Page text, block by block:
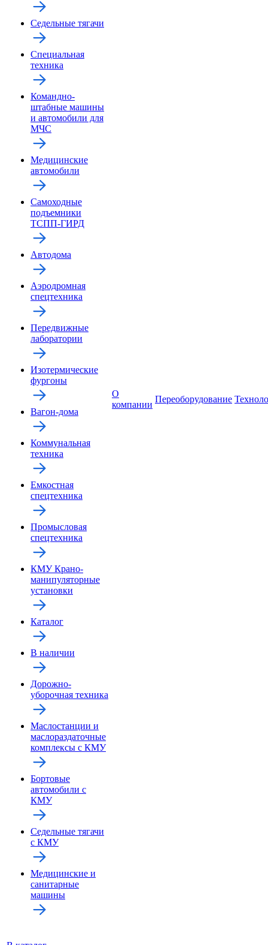
Седельные тягачи
Специальная
техника
Командно-
штабные машины
и автомобили для
МЧС
Медицинские
автомобили
Самоходные
подъемники
ТСПП-ГИРД
Автодома
Аэродромная
спецтехника
Передвижные
лаборатории
Изотермические
фургоны
Вагон-дома
Коммунальная
техника
Емкостная
спецтехника
Промысловая
спецтехника
КМУ Крано-
манипуляторные
установки
Каталог
В наличии
Дорожно-
уборочная техника
Маслостанции и
маслораздаточные
комплексы с КМУ
Бортовые
автомобили с
КМУ
Седельные тягачи
с КМУ
Медицинские и
санитарные
машины
О
компании
Переоборудование